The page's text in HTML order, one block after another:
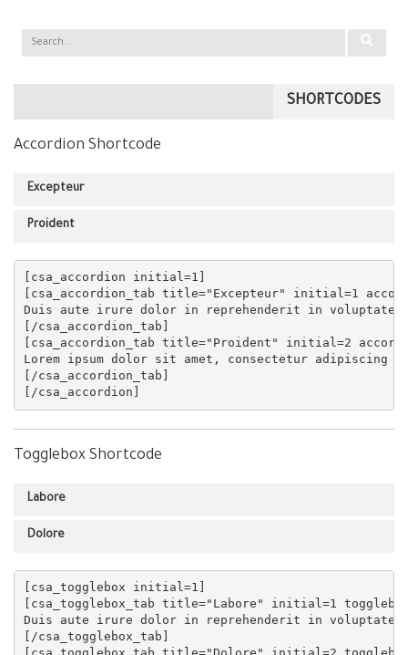
SHORTCODES
Accordion Shortcode
Excepteur
Proident
[csa_accordion initial=1]
[csa_accordion_tab title="Excepteur" initial=1
Duis aute irure dolor in reprehenderit in voluptate
[/csa_accordion_tab]
[csa_accordion_tab title="Proident" initial=2
Lorem ipsum dolor sit amet, consectetur adipiscing
[/csa_accordion_tab]
Togglebox Shortcode
Labore
Dolore
[csa_togglebox initial=1]
[csa_togglebox_tab title="Labore" initial=1
Duis aute irure dolor in reprehenderit in voluptate
[/csa_togglebox_tab]